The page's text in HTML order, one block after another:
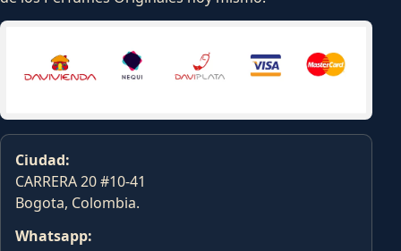
Ciudad:
CARRERA 20 #10-41
Bogota, Colombia.
Whatsapp: